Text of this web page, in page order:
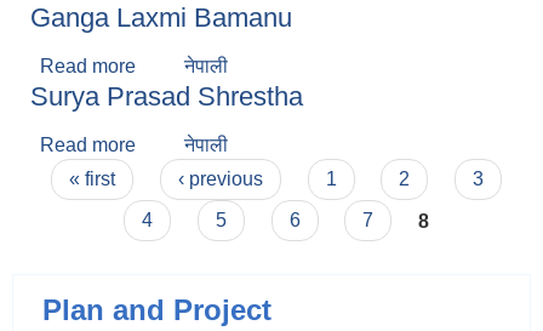
Ganga Laxmi Bamanu
Read more about Ganga Laxmi Bamanu
नेपाली
Surya Prasad Shrestha
Read more about Surya Prasad Shrestha
नेपाली
Pages
« first ‹ previous 1 2
3
4
5 6 7 8
Plan and Project